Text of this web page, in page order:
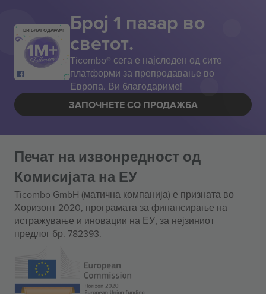
ВИ БЛАГОДАРАМ! Број 1 пазар во
светот.
Ticombo® сега е најследен од сите
платформи за препродавање во
Европа. Ви благодариме!
ЗАПОЧНЕТЕ СО ПРОДАЖБА
Печат на извонредност од
Комисијата на ЕУ
Ticombo GmbH (матична компанија) е призната во
Хоризонт 2020, програмата за финансирање на
истражување и иновации на ЕУ, за нејзиниот
предлог бр. 782393.